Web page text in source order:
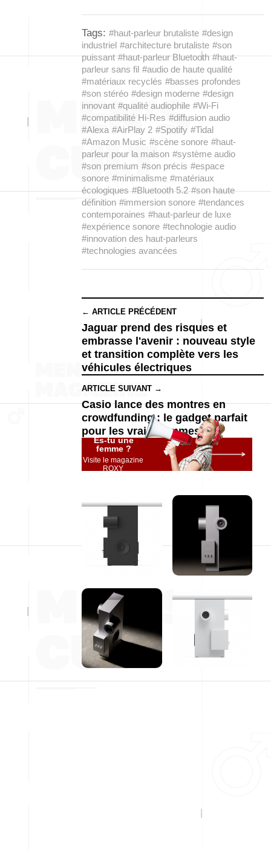
Tags: #haut-parleur brutaliste #design
industriel #architecture brutaliste #son
puissant #haut-parleur Bluetooth #haut-
parleur sans fil #audio de haute qualité
#matériaux recyclés #basses profondes
#son stéréo #design moderne #design
innovant #qualité audiophile #Wi-Fi
#compatibilité Hi-Res #diffusion audio
#Alexa #AirPlay 2 #Spotify #Tidal
#Amazon Music #scène sonore #haut-
parleur pour la maison #système audio
#son premium #son précis #espace
sonore #minimalisme #matériaux
écologiques #Bluetooth 5.2 #son haute
définition #immersion sonore #tendances
contemporaines #haut-parleur de luxe
#expérience sonore #technologie audio
#innovation des haut-parleurs
#technologies avancées
← ARTICLE PRÉCÉDENT
Jaguar prend des risques et
embrasse l'avenir : nouveau style
et transition complète vers les
véhicules électriques
ARTICLE SUIVANT →
Casio lance des montres en
crowdfunding : le gadget parfait
pour les vrais hommes
Es-tu une
femme ?
Visite le magazine
ROXY